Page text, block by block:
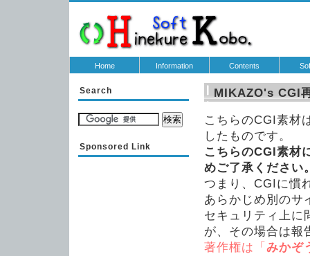
Home Information Contents
MIKAZO's CGI
こちらのCGI素材
したものです。
こちらのCGI素材
めご了承ください
つまり、CGIに慣
あらかじめ別のサ
セキュリティ上に
が、その場合は報
著作権は「 みかぞ
Search
Sponsored Link